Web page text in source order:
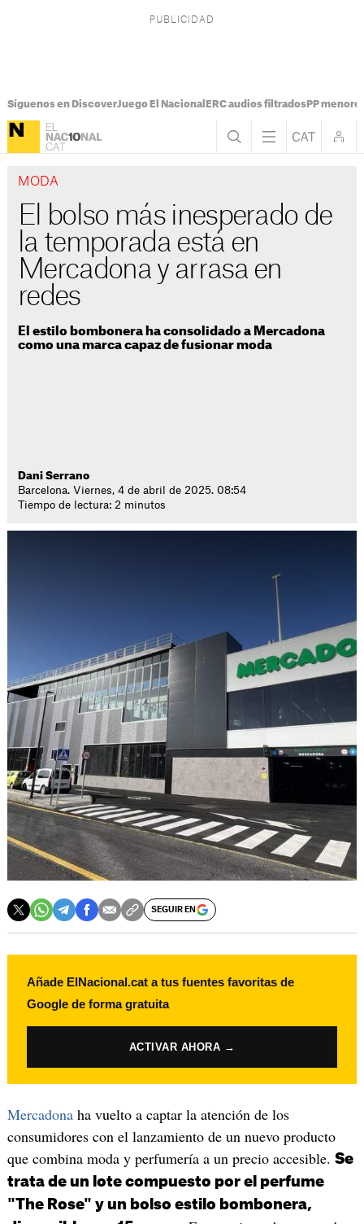
Síguenos en DiscoverJuego El Nacional ERC audios filtradosPP
MODA
El bolso más inesperado de
la temporada está en
Mercadona y arrasa en
redes
El estilo bombonera ha consolidado a Mercadona
como una marca capaz de fusionar moda
Dani Serrano
Barcelona. Viernes, 4 de abril de 2025. 08:54
Tiempo de lectura: 2 minutos
SEGUIR EN
Añade ElNacional.cat a tus fuentes favoritas de
Google de forma gratuita
ACTIVAR AHORA →
​Mercadonaha vuelto a captar la atención de los
consumidores con el lanzamiento de un nuevo producto
que combina moda y perfumería a un precio accesible. Se
trata de un lote compuesto por el perfume
"The Rose" y un bolso estilo bombonera,